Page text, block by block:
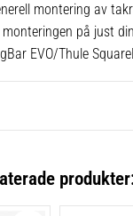
montering av
på just
EVO/Thule